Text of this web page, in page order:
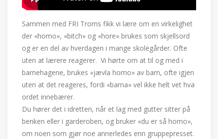
Sammen med FRI Troms fikk vi lære om en virkelighet
der «homo», «bitch» og «hore» brukes som skjellsord
og er en del av hverdagen i mange skolegårder. Ofte
uten at lærere reagerer. Vi hørte om at til og med i
barnehagene, brukes «jævla homo» av barn, ofte igjen
uten at det reageres, fordi «barna» vel ikke helt vet hva
ordet innebærer.
Du hører det i idretten, når et lag med gutter sitter på
benken eller i garderoben, og bruker «du er så homo»,
om noen som gjør noe annerledes enn gruppepresset.